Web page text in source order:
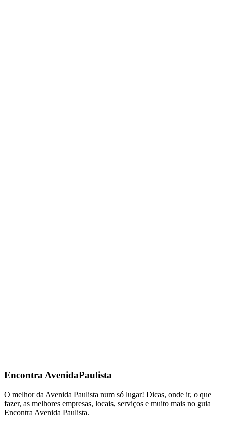
EncontraAvenidaPaulista
O melhor da Avenida Paulista num só lugar! Dicas, onde ir, o que
fazer, as melhores empresas, locais, serviços e muito mais no guia
Encontra Avenida Paulista.